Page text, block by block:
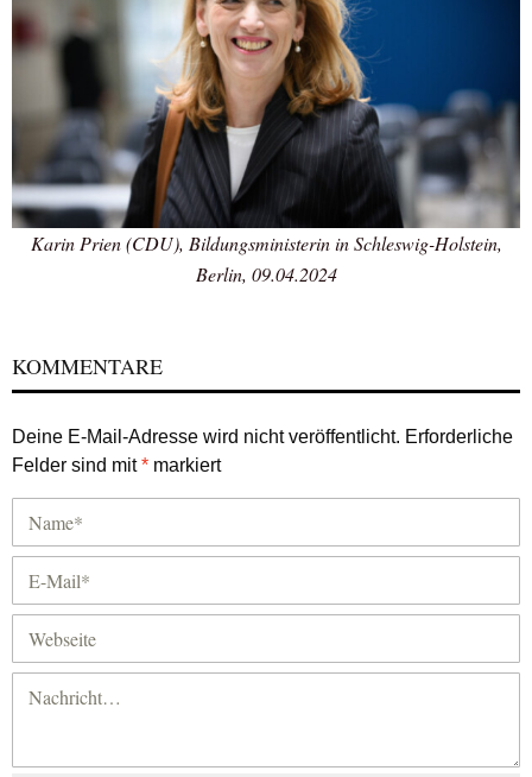
Karin Prien (CDU), Bildungsministerin in Schleswig-Holstein,
Berlin, 09.04.2024
KOMMENTARE
Deine E-Mail-Adresse wird nicht veröffentlicht. Erforderliche
Felder sind mit* markiert